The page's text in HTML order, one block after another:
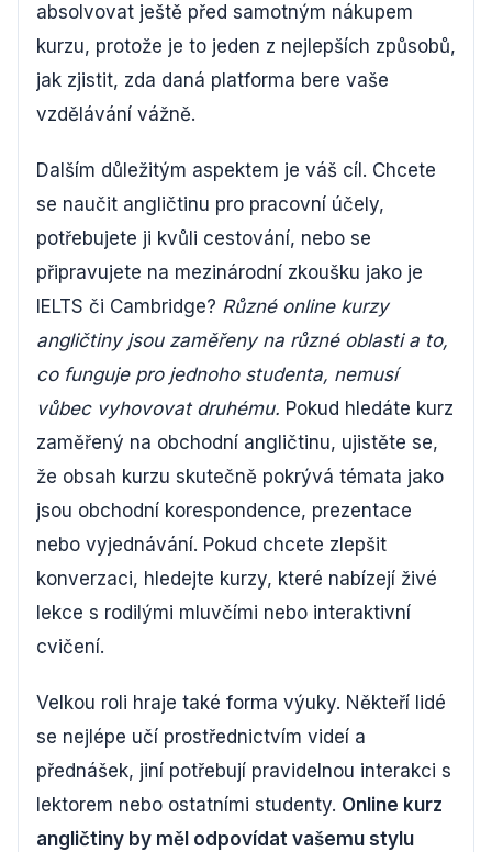
absolvovat ještě před samotným nákupem
kurzu, protože je to jeden z nejlepších způsobů,
jak zjistit, zda daná platforma bere vaše
vzdělávání vážně.
Dalším důležitým aspektem je váš cíl. Chcete
se naučit angličtinu pro pracovní účely,
potřebujete ji kvůli cestování, nebo se
připravujete na mezinárodní zkoušku jako je
IELTS či Cambridge? Různé online kurzy
angličtiny jsou zaměřeny na různé oblasti a to,
co funguje pro jednoho studenta, nemusí
vůbec vyhovovat druhému. Pokud hledáte kurz
zaměřený na obchodní angličtinu, ujistěte se,
že obsah kurzu skutečně pokrývá témata jako
jsou obchodní korespondence, prezentace
nebo vyjednávání. Pokud chcete zlepšit
konverzaci, hledejte kurzy, které nabízejí živé
lekce s rodilými mluvčími nebo interaktivní
cvičení.
Velkou roli hraje také forma výuky. Někteří lidé
se nejlépe učí prostřednictvím videí a
přednášek, jiní potřebují pravidelnou interakci s
lektorem nebo ostatními studenty. Online kurz
angličtiny by měl odpovídat vašemu stylu